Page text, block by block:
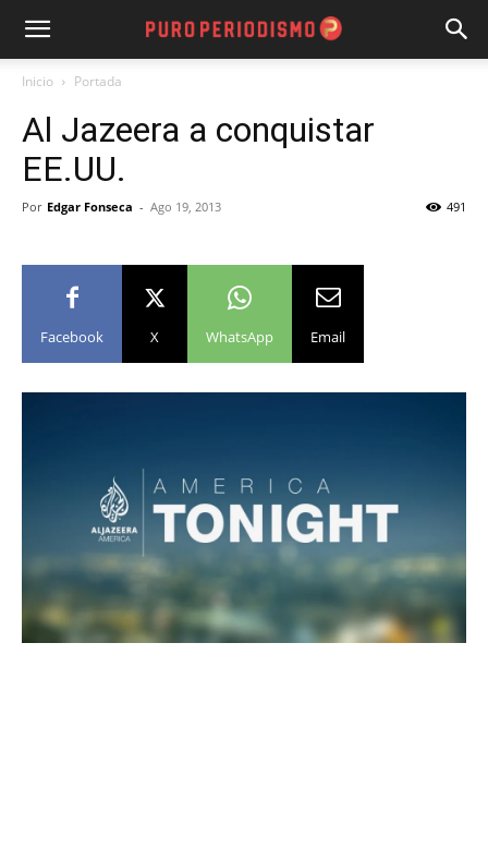
Inicio Portada
Al Jazeera a conquistar
EE.UU.
Por Edgar Fonseca - Ago 19, 2013 491
Facebook X WhatsApp Email